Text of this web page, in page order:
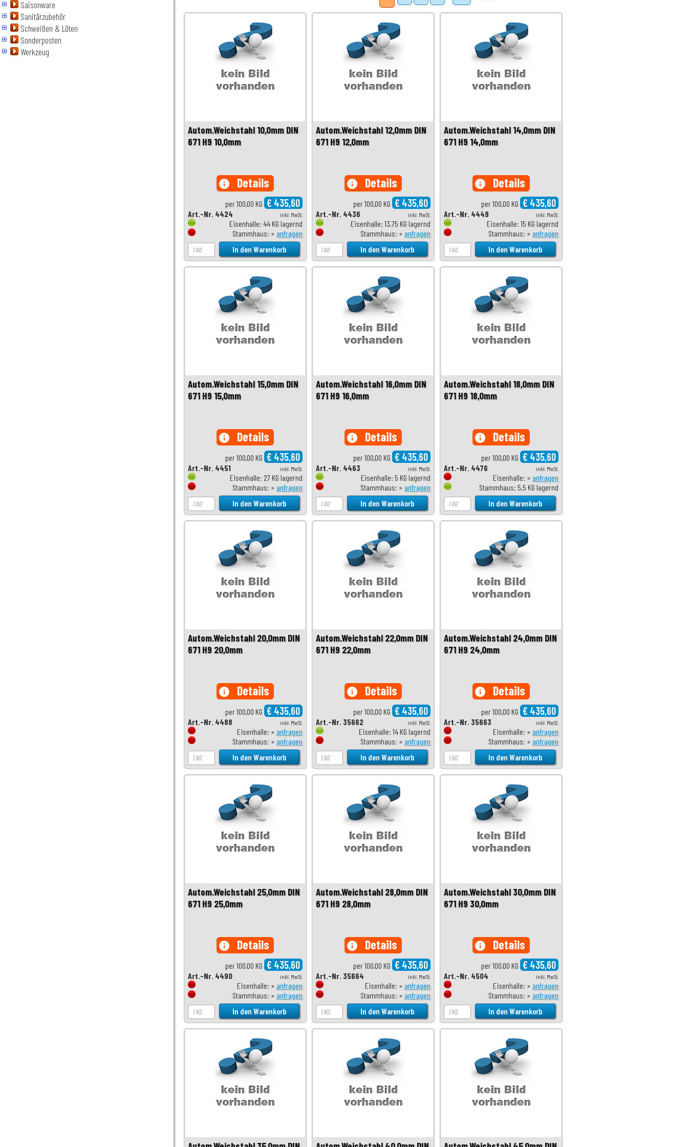
Saisonware
Sanitärzubehör
Schweißen & Löten
Sonderposten
Werkzeug
Autom.Weichstahl 10,0mm DIN
671 H9 10,0mm
info Details
per 100,00 KG € 435,60
inkl. MwSt.
Art.-Nr. 4424
Eisenhalle: 44 KG lagernd
Stammhaus: » anfragen
Autom.Weichstahl 12,0mm DIN
671 H9 12,0mm
info Details
per 100,00 KG € 435,60
inkl. MwSt.
Art.-Nr. 4436
Eisenhalle: 13,75 KG lagernd
Stammhaus: » anfragen
Autom.Weichstahl 14,0mm DIN
671 H9 14,0mm
info Details
per 100,00 KG € 435,60
inkl. MwSt.
Art.-Nr. 4449
Eisenhalle: 15 KG lagernd
Stammhaus: » anfragen
Autom.Weichstahl 15,0mm DIN
671 H9 15,0mm
info Details
per 100,00 KG € 435,60
inkl. MwSt.
Art.-Nr. 4451
Eisenhalle: 27 KG lagernd
Stammhaus: » anfragen
Autom.Weichstahl 16,0mm DIN
671 H9 16,0mm
info Details
per 100,00 KG € 435,60
inkl. MwSt.
Art.-Nr. 4463
Eisenhalle: 5 KG lagernd
Stammhaus: » anfragen
Autom.Weichstahl 18,0mm DIN
671 H9 18,0mm
info Details
per 100,00 KG € 435,60
inkl. MwSt.
Art.-Nr. 4476
Eisenhalle: » anfragen
Stammhaus: 5,5 KG lagernd
Autom.Weichstahl 20,0mm DIN
671 H9 20,0mm
info Details
per 100,00 KG € 435,60
inkl. MwSt.
Art.-Nr. 4488
Eisenhalle: » anfragen
Stammhaus: » anfragen
Autom.Weichstahl 22,0mm DIN
671 H9 22,0mm
info Details
per 100,00 KG € 435,60
inkl. MwSt.
Art.-Nr. 35662
Eisenhalle: 14 KG lagernd
Stammhaus: » anfragen
Autom.Weichstahl 24,0mm DIN
671 H9 24,0mm
info Details
per 100,00 KG € 435,60
inkl. MwSt.
Art.-Nr. 35663
Eisenhalle: » anfragen
Stammhaus: » anfragen
Autom.Weichstahl 25,0mm DIN
671 H9 25,0mm
info Details
per 100,00 KG € 435,60
inkl. MwSt.
Art.-Nr. 4490
Eisenhalle: » anfragen
Stammhaus: » anfragen
Autom.Weichstahl 28,0mm DIN
671 H9 28,0mm
info Details
per 100,00 KG € 435,60
inkl. MwSt.
Art.-Nr. 35664
Eisenhalle: » anfragen
Stammhaus: » anfragen
Autom.Weichstahl 30,0mm DIN
671 H9 30,0mm
info Details
per 100,00 KG € 435,60
inkl. MwSt.
Art.-Nr. 4504
Eisenhalle: » anfragen
Stammhaus: » anfragen